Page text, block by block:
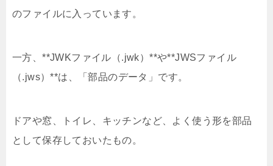
のファイルに入っています。
一方、**JWKファイル（.jwk）**や**JWSファイル
（.jws）**は、「部品のデータ」です。
ドアや窓、トイレ、キッチンなど、よく使う形を部品
として保存しておいたもの。